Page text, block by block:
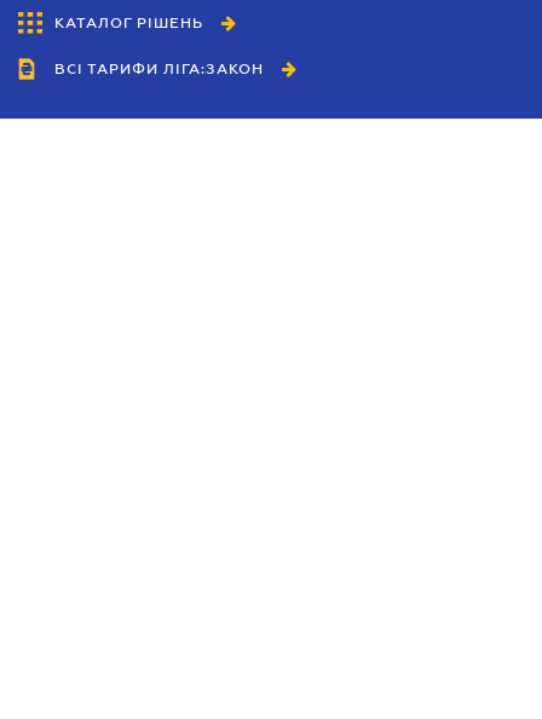
КАТАЛОГ РІШЕНЬ
ВСІ ТАРИФИ ЛІГА:ЗАКОН